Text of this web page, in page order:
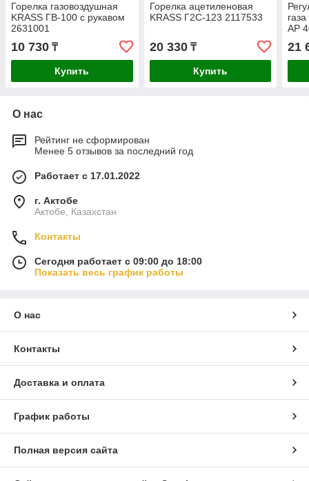
Горелка газовоздушная
KRASS ГВ-100 с рукавом
2631001
10 730 ₸
Купить
Горелка ацетиленовая
KRASS Г2С-123 2117533
20 330₸
Купить
АР
21
О нас
Рейтинг не сформирован
Менее 5 отзывов за последний год
Работает с 17.01.2022
г. Актобе
Актобе, Казахстан
Контакты
Сегодня работает с 09:00 до 18:00
Показать весь график работы
О нас
Контакты
Доставка и оплата
График работы
Полная версия сайта